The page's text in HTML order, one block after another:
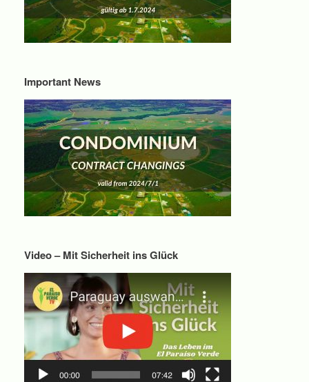
Important News
Video – Mit Sicherheit ins Glück